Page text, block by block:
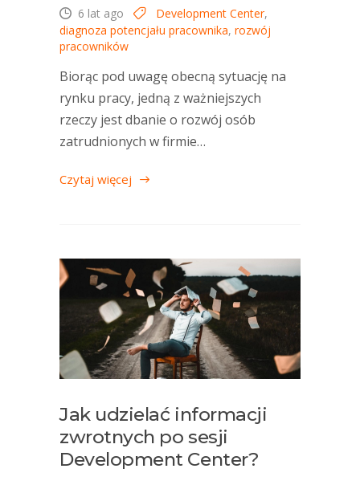
6 lat ago Development Center,
diagnoza potencjału pracownika, rozwój
pracowników
Biorąc pod uwagę obecną sytuację na
rynku pracy, jedną z ważniejszych
rzeczy jest dbanie o rozwój osób
zatrudnionych w firmie…
Czytaj więcej
Jak udzielać informacji
zwrotnych po sesji
Development Center?